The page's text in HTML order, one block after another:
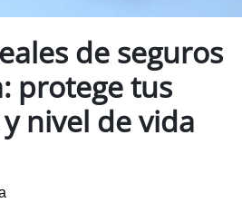
de seguros
protege tus
nivel de vida